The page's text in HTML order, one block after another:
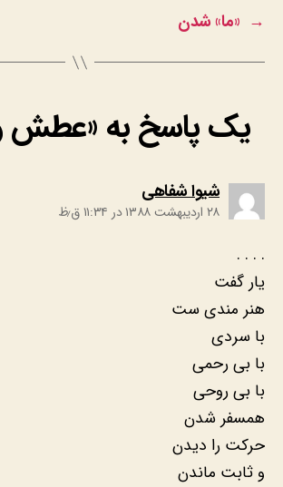
→ «ما» شدن
یک پاسخ به «عطش
شیوا شفاهی
۲۸ اردیبهشت ۱۳۸۸ در ۱۱:۳۴ ق٫ظ
. . . .
یار گفت
هنر مندی ست
با سردی
با بی رحمی
با بی روحی
همسفر شدن
حرکت را دیدن
و ثابت ماندن